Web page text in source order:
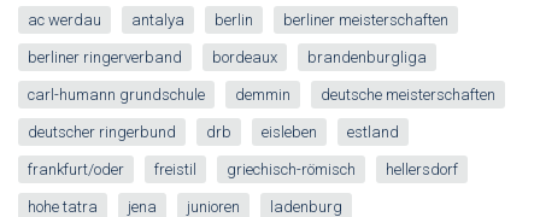
ac werdau antalya berlin berliner meisterschaften
berliner ringerverband bordeaux brandenburgliga
carl-humann grundschule demmin deutsche meisterschaften
deutscher ringerbund drb eisleben estland
frankfurt/oder freistil griechisch-römisch hellersdorf
hohe tatra jena junioren ladenburg